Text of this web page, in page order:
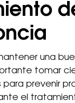
una
tomar
prevenir
el